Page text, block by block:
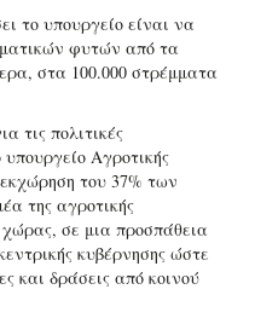
το υπουργείο είναι να
φυτών από τα
στα 100.000 στρέμματα
τις πολιτικές
Αγροτικής
του 37% των
της αγροτικής
χώρας, σε μια προσπάθεια
κυβέρνησης ώστε
και δράσεις από κοινού